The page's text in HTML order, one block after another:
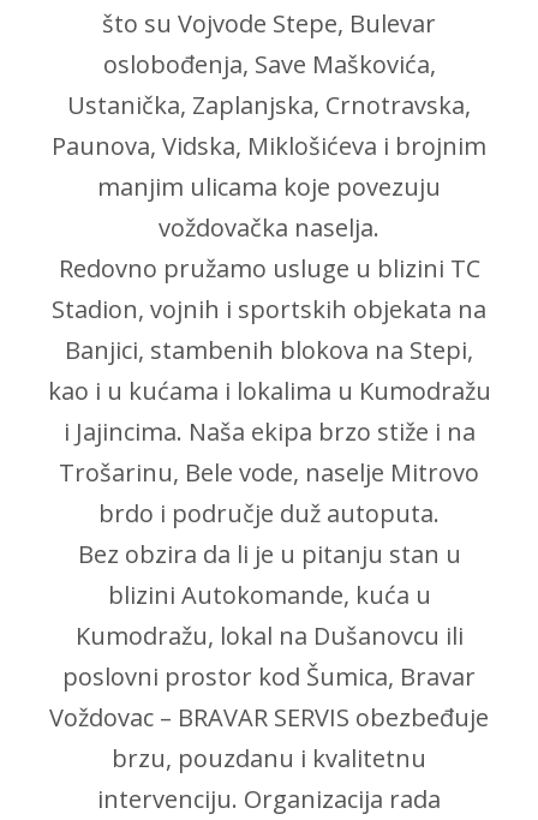
što su Vojvode Stepe, Bulevar
oslobođenja, Save Maškovića,
Ustanička, Zaplanjska, Crnotravska,
Paunova, Vidska, Miklošićeva i brojnim
manjim ulicama koje povezuju
voždovačka naselja.
Redovno pružamo usluge u blizini TC
Stadion, vojnih i sportskih objekata na
Banjici, stambenih blokova na Stepi,
kao i u kućama i lokalima u Kumodražu
i Jajincima. Naša ekipa brzo stiže i na
Trošarinu, Bele vode, naselje Mitrovo
brdo i područje duž autoputa.
Bez obzira da li je u pitanju stan u
blizini Autokomande, kuća u
Kumodražu, lokal na Dušanovcu ili
poslovni prostor kod Šumica, Bravar
Voždovac – BRAVAR SERVIS obezbeđuje
brzu, pouzdanu i kvalitetnu
intervenciju. Organizacija rada